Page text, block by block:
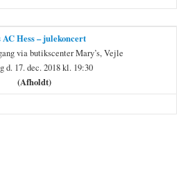
AC Hess – julekoncert
via butikscenter Mary’s, Vejle
d. 17. dec. 2018 kl. 19:30
(Afholdt)